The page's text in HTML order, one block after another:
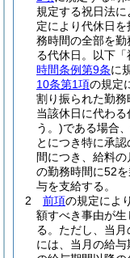
規定する祝日法に
定により代休日
務時間の全部を
る代休日。以下
時間条例第9条に
10条第1項の規定
割り振られた勤務
当該休日に代わ
う。)である場合
とにつき特に承
間につき、給料
の勤務時間に52
与を支給する。
2
前項の規定によ
額すべき事由が
る。 ただし、当
には、当月の給与